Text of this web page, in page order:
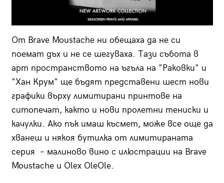
От Brave Moustache ни обещаха да не си
поемат дъх и не се шегуваха. Тази събота в
арт пространството на ъгъла на "Раковки" и
"Хан Крум" ще бъдят представени шест нови
графики върху лимитирани принтове на
ситопечат, както и нови пролетни тениски и
качулки. Ако пък имаш късмет, може все още да
хванеш и някоя бутилка от лимитираната
серия – малиново вино с илюстрации на Brave
Moustache и Olex OleOle.